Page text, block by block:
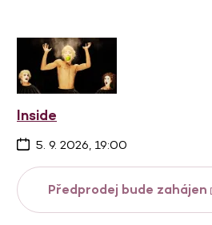
Inside
5. 9. 2026, 19:00
Předprodej bude zahájen